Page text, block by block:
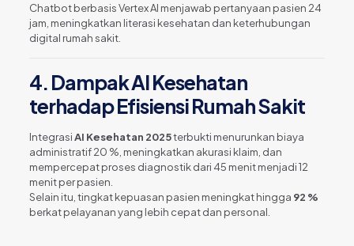
Chatbot berbasis Vertex AI menjawab pertanyaan pasien 24
jam, meningkatkan literasi kesehatan dan keterhubungan
digital rumah sakit.
4. Dampak AI Kesehatan
terhadap Efisiensi Rumah Sakit
IntegrasiAI Kesehatan 2025terbukti menurunkan biaya
administratif 20 %, meningkatkan akurasi klaim, dan
mempercepat proses diagnostik dari 45 menit menjadi 12
menit per pasien.
Selain itu, tingkat kepuasan pasien meningkat hingga 92 %
berkat pelayanan yang lebih cepat dan personal.